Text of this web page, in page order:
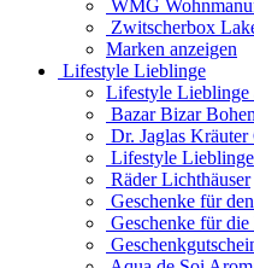
WMG
Zwitscherbox
Marken anzeigen
Lifestyle Lieblinge
Lifestyle Lieblinge
Bazar Bizar
Dr. Jaglas Kräuter
Lifestyle Lieblinge
Räder Lichthäuser
Geschenke für
Geschenke für die